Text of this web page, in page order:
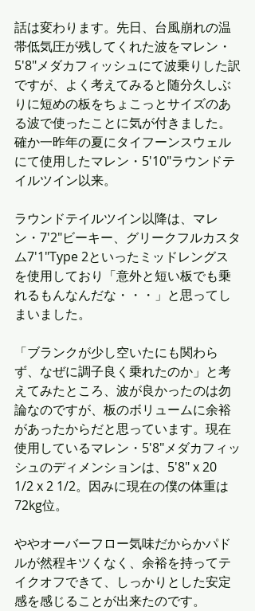
話は変わります。先日、台風崩れの温
帯低気圧が残してくれた波をマレン・
5'8"メダカフィッシュにて波乗りした訳
ですが、よく考えてみると随分久しぶ
りに短めの板をちょこっとサイズのあ
る波で使ったことに気が付きました。
確か一昨年の夏にタイフーンスウェル
にて使用したマレン・5'10"ラウンドテ
イルツイン以来。
ラウンドテイルツイン以降は、マレ
ン・7'2"ビーキー、グリークフルカスタ
ム7'1"Type 2といったミッドレングス
を使用しており「意外と短い板でも乗
れるもんなんだな・・・」と思ってし
まいました。
「ブランクが少し空いたにも関わら
ず、なぜに調子良く乗れたのか」と考
えてみたところ、波が良かったのは勿
論なのですが、板のボリュームに余裕
があったからだと思っています。現在
使用しているマレン・5'8"メダカフィッ
シュのディメンションは、5'8" x 20
1/2 x 2 1/2。因みに現在の僕の体重は
72kg位。
ややオーバーフロー気味だからかパド
ルが然程キツくなく、余裕を持ってテ
イクオフできて、しっかりとした安定
感を感じることが出来たのです。